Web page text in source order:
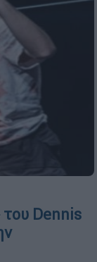
του Dennis